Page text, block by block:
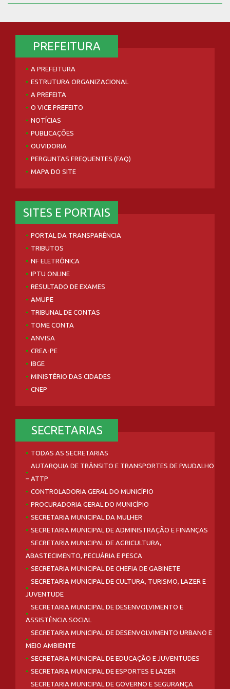
PREFEITURA
A PREFEITURA
ESTRUTURA ORGANIZACIONAL
A PREFEITA
O VICE PREFEITO
NOTÍCIAS
PUBLICAÇÕES
OUVIDORIA
PERGUNTAS FREQUENTES (FAQ)
MAPA DO SITE
SITES E PORTAIS
PORTAL DA TRANSPARÊNCIA
TRIBUTOS
NF ELETRÔNICA
IPTU ONLINE
RESULTADO DE EXAMES
AMUPE
TRIBUNAL DE CONTAS
TOME CONTA
ANVISA
CREA-PE
IBGE
MINISTÉRIO DAS CIDADES
CNEP
SECRETARIAS
TODAS AS SECRETARIAS
AUTARQUIA DE TRÂNSITO E TRANSPORTES DE PAUDALHO
– ATTP
CONTROLADORIA GERAL DO MUNICÍPIO
PROCURADORIA GERAL DO MUNICÍPIO
SECRETARIA MUNICIPAL DA MULHER
SECRETARIA MUNICIPAL DE ADMINISTRAÇÃO E FINANÇAS
SECRETARIA MUNICIPAL DE AGRICULTURA,
ABASTECIMENTO, PECUÁRIA E PESCA
SECRETARIA MUNICIPAL DE CHEFIA DE GABINETE
SECRETARIA MUNICIPAL DE CULTURA, TURISMO, LAZER E
JUVENTUDE
SECRETARIA MUNICIPAL DE DESENVOLVIMENTO E
ASSISTÊNCIA SOCIAL
SECRETARIA MUNICIPAL DE DESENVOLVIMENTO URBANO E
MEIO AMBIENTE
SECRETARIA MUNICIPAL DE EDUCAÇÃO E JUVENTUDES
SECRETARIA MUNICIPAL DE ESPORTES E LAZER
SECRETARIA MUNICIPAL DE GOVERNO E SEGURANÇA